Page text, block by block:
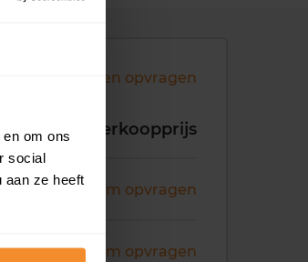
om ons
social
aan ze heeft
koopsommen opvragen
Verkoopprijs
Koopsom opvragen
Koopsom opvragen